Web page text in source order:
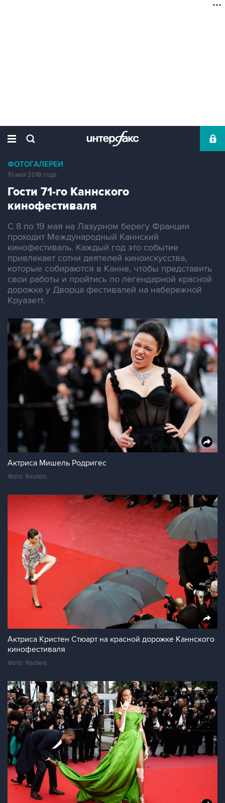
ФОТОГАЛЕРЕИ
10 мая 2018 года
Гости 71-го Каннского
кинофестиваля
С 8 по 19 мая на Лазурном берегу Франции
проходит Международный Каннский
кинофестиваль. Каждый год это событие
привлекает сотни деятелей киноискусства,
которые собираются в Канне, чтобы представить
свои работы и пройтись по легендарной красной
дорожке у Дворца фестивалей на набережной
Круазетт.
Актриса Мишель Родригес
Фото: Reuters
Актриса Кристен Стюарт на красной дорожке Каннского
кинофестиваля
Фото: Reuters